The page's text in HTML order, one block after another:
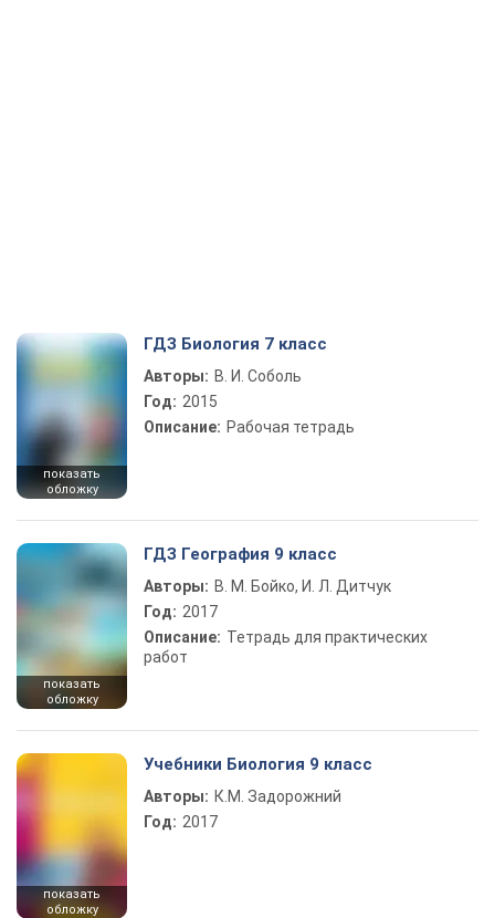
показать
обложку
ГДЗ Биология 7 класс
Авторы: В. И. Соболь
Год: 2015
Описание: Рабочая тетрадь
показать
обложку
ГДЗ География 9 класс
Авторы: В. М. Бойко, И. Л. Дитчук
Год: 2017
Описание: Тетрадь для практических
работ
показать
обложку
Учебники Биология 9 класс
Авторы: К.М. Задорожний
Год: 2017